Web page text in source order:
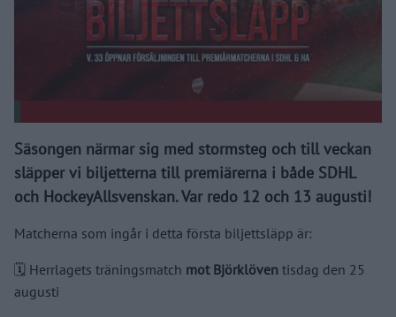
Säsongen närmar sig med stormsteg och till veckan
släpper vi biljetterna till premiärerna i både SDHL
och HockeyAllsvenskan. Var redo 12 och 13 augusti!
Matcherna som ingår i detta första biljettsläpp är:
🗓️ Herrlagets träningsmatch mot Björklöven tisdag den 25
augusti